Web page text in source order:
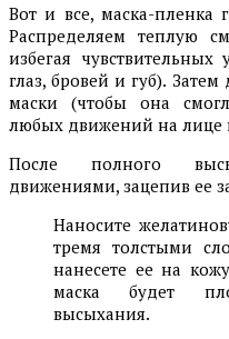
Вот и все, маска-пленка
Распределяем теплую
избегая чувствительных
глаз, бровей и губ).
маски (чтобы она
любых движений на лице
После полного
движениями, зацепив ее
Наносите
тремя толстыми
нанесете ее на
маска будет
высыхания.